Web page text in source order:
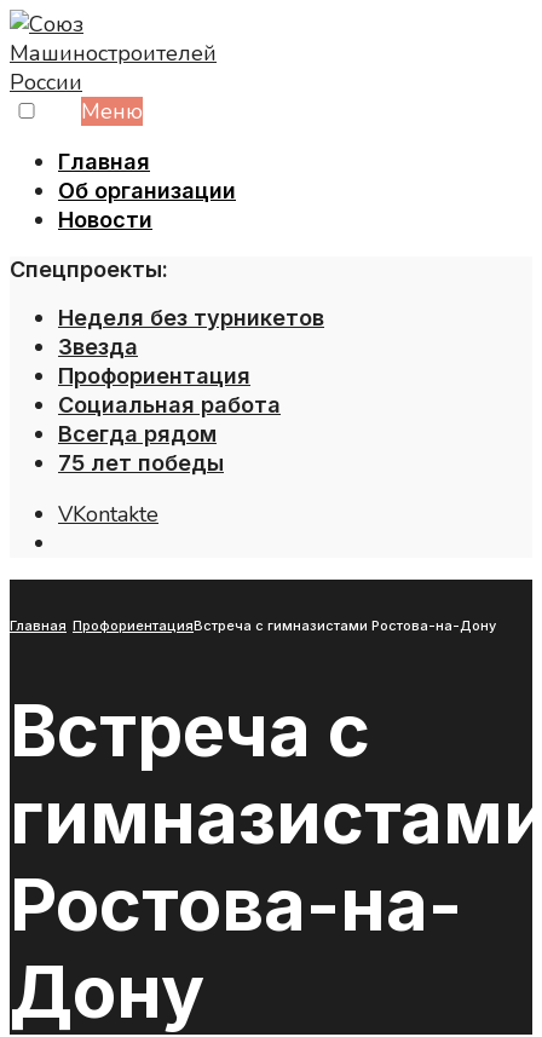
Skip
to
content
Меню
Главная
Об организации
Новости
Спецпроекты:
Неделя без турникетов
Звезда
Профориентация
Социальная работа
Всегда рядом
75 лет победы
VKontakte
Главная ПрофориентацияВстреча с гимназистами Ростова-на-Дону
Встреча с
Ростова-на-
Дону